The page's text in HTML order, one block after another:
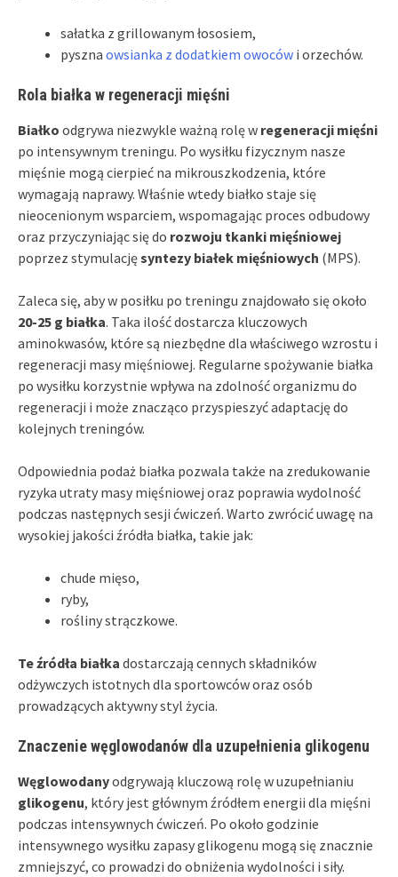
sałatka z grillowanym łososiem,
pyszna owsianka z dodatkiem owoców i orzechów.
Rola białka w regeneracji mięśni
Białko odgrywa niezwykle ważną rolę w regeneracji mięśni
po intensywnym treningu. Po wysiłku fizycznym nasze
mięśnie mogą cierpieć na mikrouszkodzenia, które
wymagają naprawy. Właśnie wtedy białko staje się
nieocenionym wsparciem, wspomagając proces odbudowy
oraz przyczyniając się do rozwoju tkanki mięśniowej
poprzez stymulacjęsyntezy białek mięśniowych (MPS).
Zaleca się, aby w posiłku po treningu znajdowało się około
20-25 g białka. Taka ilość dostarcza kluczowych
aminokwasów, które są niezbędne dla właściwego wzrostu i
regeneracji masy mięśniowej. Regularne spożywanie białka
po wysiłku korzystnie wpływa na zdolność organizmu do
regeneracji i może znacząco przyspieszyć adaptację do
kolejnych treningów.
Odpowiednia podaż białka pozwala także na zredukowanie
ryzyka utraty masy mięśniowej oraz poprawia wydolność
podczas następnych sesji ćwiczeń. Warto zwrócić uwagę na
wysokiej jakości źródła białka, takie jak:
chude mięso,
ryby,
rośliny strączkowe.
Te źródła białka dostarczają cennych składników
odżywczych istotnych dla sportowców oraz osób
prowadzących aktywny styl życia.
Znaczenie węglowodanów dla uzupełnienia glikogenu
Węglowodanyodgrywają kluczową rolę w uzupełnianiu
glikogenu, który jest głównym źródłem energii dla mięśni
podczas intensywnych ćwiczeń. Po około godzinie
intensywnego wysiłku zapasy glikogenu mogą się znacznie
zmniejszyć, co prowadzi do obniżenia wydolności i siły.